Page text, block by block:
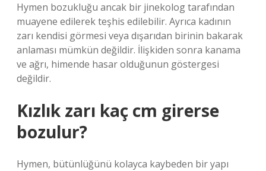
Hymen bozukluğu ancak bir jinekolog tarafından
muayene edilerek teşhis edilebilir. Ayrıca kadının
zarı kendisi görmesi veya dışarıdan birinin bakarak
anlaması mümkün değildir. İlişkiden sonra kanama
ve ağrı, himende hasar olduğunun göstergesi
değildir.
Kızlık zarı kaç cm girerse
bozulur?
Hymen, bütünlüğünü kolayca kaybeden bir yapı